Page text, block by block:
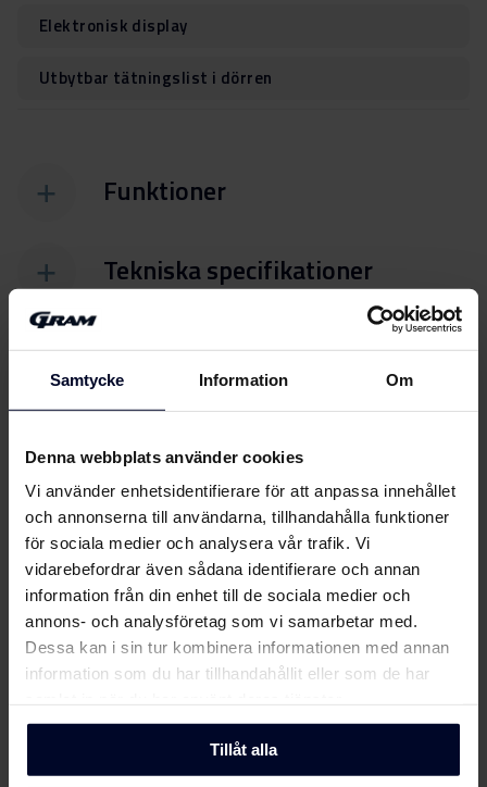
Samtycke Information Om
Denna webbplats använder cookies
Vi använder enhetsidentifierare för att anpassa innehållet
och annonserna till användarna, tillhandahålla funktioner
för sociala medier och analysera vår trafik. Vi
vidarebefordrar även sådana identifierare och annan
information från din enhet till de sociala medier och
annons- och analysföretag som vi samarbetar med.
Dessa kan i sin tur kombinera informationen med annan
information som du har tillhandahållit eller som de har
Tillåt alla
Elektronisk display
Utbytbar tätningslist i dörren
Funktioner
Tekniska specifikationer
Mått och vikt
Filerladda ner
Energimärkning